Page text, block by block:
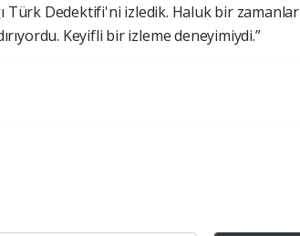
Türk Dedektifi'ni izledik. Haluk bir zamanlar
Keyifli bir izleme deneyimiydi.”